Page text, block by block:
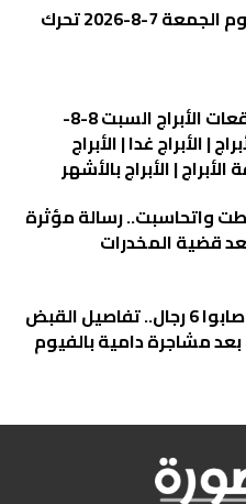
سعر الدولار اليوم الجمعة 7-8-2026 تحرك
حظك اليوم توقعات الأبراج السبت 8-8-
| الأبراج غدا | الأبراج
| الأبراج بالأشهر
واتحاسبت.. رسالة مؤثرة
قضية المخدرات
قتلوا سيدة وأصابوا 6 رجال.. تفاصيل القبض
بعد مشاجرة دامية بالفيوم